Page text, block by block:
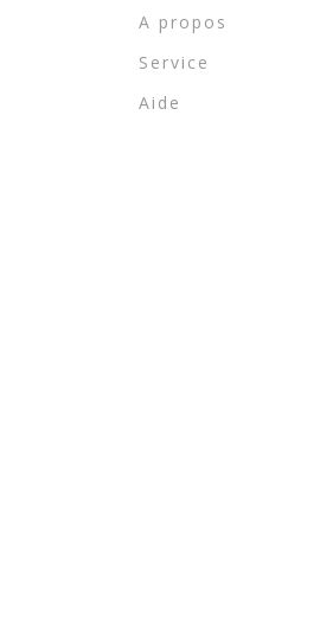
A propos
Service
Aide